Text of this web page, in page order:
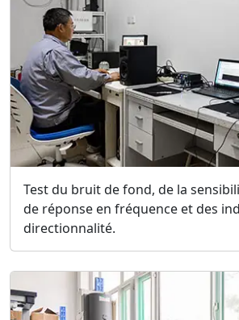
Test du bruit de fond, de la
de réponse en fréquence et des
directionnalité.